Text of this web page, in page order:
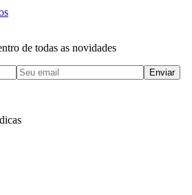
de todas as novidades
Enviar